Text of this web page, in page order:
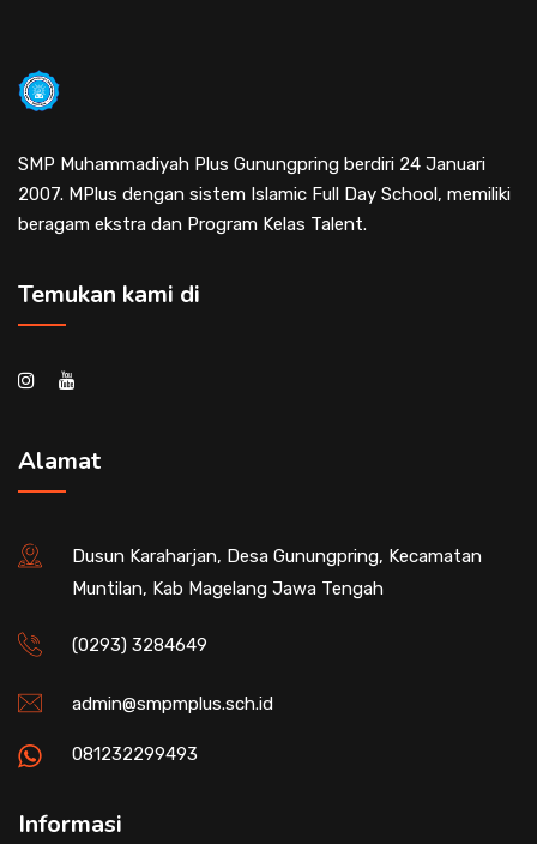
SMP Muhammadiyah Plus Gunungpring berdiri 24 Januari
2007. MPlus dengan sistem Islamic Full Day School, memiliki
beragam ekstra dan Program Kelas Talent.
Temukan kami di
Alamat
Dusun Karaharjan, Desa Gunungpring, Kecamatan
Muntilan, Kab Magelang Jawa Tengah
(0293) 3284649
admin@smpmplus.sch.id
081232299493
Informasi